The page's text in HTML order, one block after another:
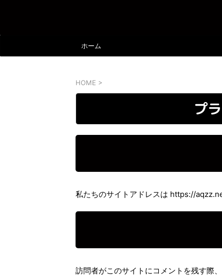
ホーム
HOME >
プ
私たちのサイトアドレスは https://
訪問者がこのサイトにコメントを残す際